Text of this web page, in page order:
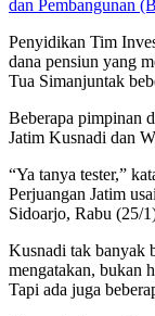
dan Pembangunan
Penyidikan Tim
dana pensiun yang
Tua Simanjuntak
Beberapa pimpinan
Jatim Kusnadi dan
“Ya tanya tester,”
Perjuangan Jatim
Sidoarjo, Rabu (25/
Kusnadi tak banyak
mengatakan, bukan
Tapi ada juga